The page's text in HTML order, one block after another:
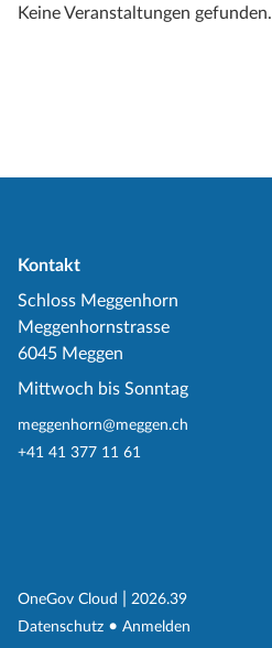
Keine Veranstaltungen gefunden.
Kontakt
Schloss Meggenhorn
Meggenhornstrasse
6045 Meggen
Mittwoch bis Sonntag
meggenhorn@meggen.ch
+41 41 377 11 61
OneGov Cloud (External Link)
2026.39
Datenschutz (External Link)
Anmelden